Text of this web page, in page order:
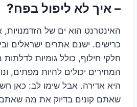
– איך לא ליפול בפח?
האינטרנט הוא ים של
כרישים. ישנם אתרים ישראלים
חלקי חילוף, כולל גומיות
המחירים יכולים להיות מפתים,
היא אדירה. אבל שימו לב: כאן
שאתם קונים בדיוק את מה שאתם